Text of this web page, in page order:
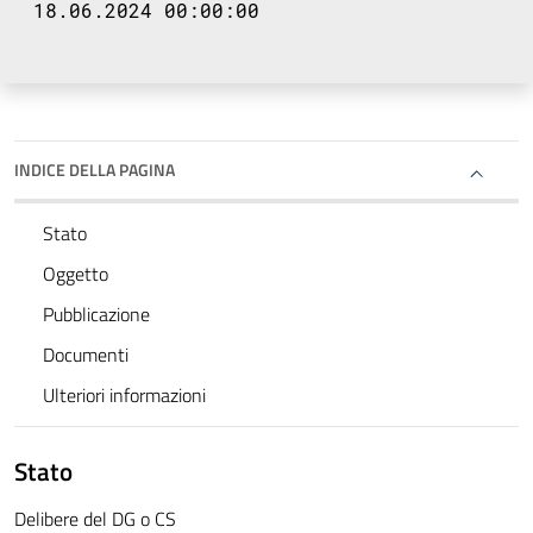
18.06.2024 00:00:00
INDICE DELLA PAGINA
Stato
Oggetto
Pubblicazione
Documenti
Ulteriori informazioni
Stato
Delibere del DG o CS